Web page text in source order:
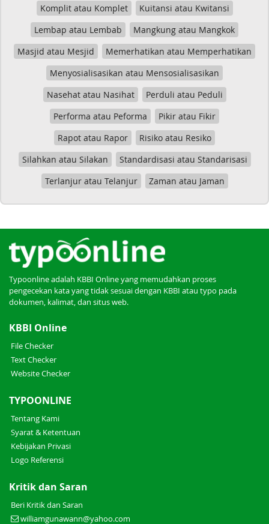
Komplit atau Komplet
Kuitansi atau Kwitansi
Lembap atau Lembab
Mangkung atau Mangkok
Masjid atau Mesjid
Memerhatikan atau Memperhatikan
Menyosialisasikan atau Mensosialisasikan
Nasehat atau Nasihat
Perduli atau Peduli
Performa atau Peforma
Pikir atau Fikir
Rapot atau Rapor
Risiko atau Resiko
Silahkan atau Silakan
Standardisasi atau Standarisasi
Terlanjur atau Telanjur
Zaman atau Jaman
Typoonline adalah KBBI Online yang memudahkan proses
pengecekan kata yang tidak sesuai dengan KBBI atau typo pada
dokumen, kalimat, dan situs web.
KBBI Online
File Checker
Text Checker
Website Checker
TYPOONLINE
Tentang Kami
Syarat & Ketentuan
Kebijakan Privasi
Logo Referensi
Kritik dan Saran
Beri Kritik dan Saran
williamgunawann@yahoo.com